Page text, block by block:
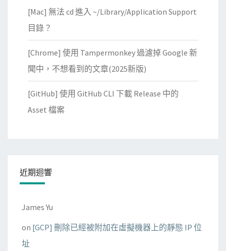
[Mac] 無法 cd 進入 ~/Library/Application Support
目錄？
[Chrome] 使用 Tampermonkey 過濾掉 Google 新
聞中，不想看到的文章(2025新版)
[GitHub] 使用 GitHub CLI 下載 Release 中的
Asset 檔案
近期迴響
James Yu
on [GCP] 刪除已經被附加在虛擬機器上的靜態 IP 位
址